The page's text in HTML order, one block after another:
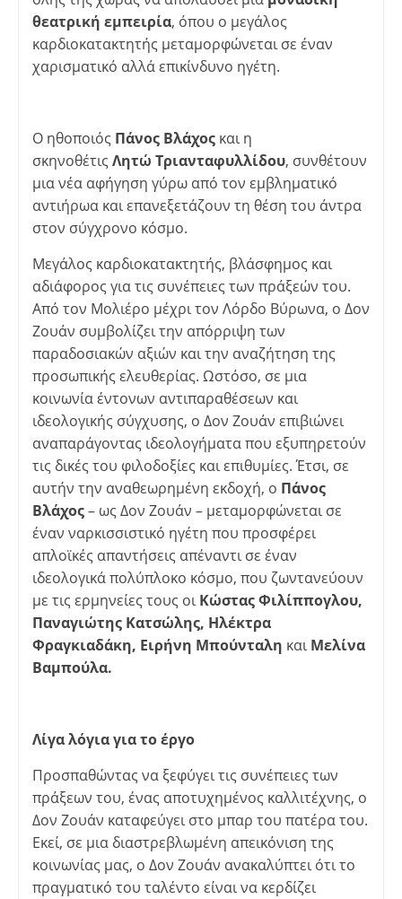
θεατρική εμπειρία, όπου ο μεγάλος
καρδιοκατακτητής μεταμορφώνεται σε έναν
χαρισματικό αλλά επικίνδυνο ηγέτη.
Ο ηθοποιός Πάνος Βλάχος και η
σκηνοθέτις Λητώ Τριανταφυλλίδου, συνθέτουν
μια νέα αφήγηση γύρω από τον εμβληματικό
αντιήρωα και επανεξετάζουν τη θέση του άντρα
στον σύγχρονο κόσμο.
Μεγάλος καρδιοκατακτητής, βλάσφημος και
αδιάφορος για τις συνέπειες των πράξεών του.
Από τον Μολιέρο μέχρι τον Λόρδο Βύρωνα, ο Δον
Ζουάν συμβολίζει την απόρριψη των
παραδοσιακών αξιών και την αναζήτηση της
προσωπικής ελευθερίας. Ωστόσο, σε μια
κοινωνία έντονων αντιπαραθέσεων και
ιδεολογικής σύγχυσης, ο Δον Ζουάν επιβιώνει
αναπαράγοντας ιδεολογήματα που εξυπηρετούν
τις δικές του φιλοδοξίες και επιθυμίες. Έτσι, σε
αυτήν την αναθεωρημένη εκδοχή, ο Πάνος
Βλάχος– ως Δον Ζουάν – μεταμορφώνεται σε
έναν ναρκισσιστικό ηγέτη που προσφέρει
απλοϊκές απαντήσεις απέναντι σε έναν
ιδεολογικά πολύπλοκο κόσμο, που ζωντανεύουν
με τις ερμηνείες τους οι Κώστας Φιλίππογλου,
Παναγιώτης Κατσώλης, Ηλέκτρα
Φραγκιαδάκη, Ειρήνη Μπούνταλη και Μελίνα
Βαμπούλα.
Λίγα λόγια για το έργο
Προσπαθώντας να ξεφύγει τις συνέπειες των
πράξεων του, ένας αποτυχημένος καλλιτέχνης, ο
Δον Ζουάν καταφεύγει στο μπαρ του πατέρα του.
Εκεί, σε μια διαστρεβλωμένη απεικόνιση της
κοινωνίας μας, ο Δον Ζουάν ανακαλύπτει ότι το
πραγματικό του ταλέντο είναι να κερδίζει